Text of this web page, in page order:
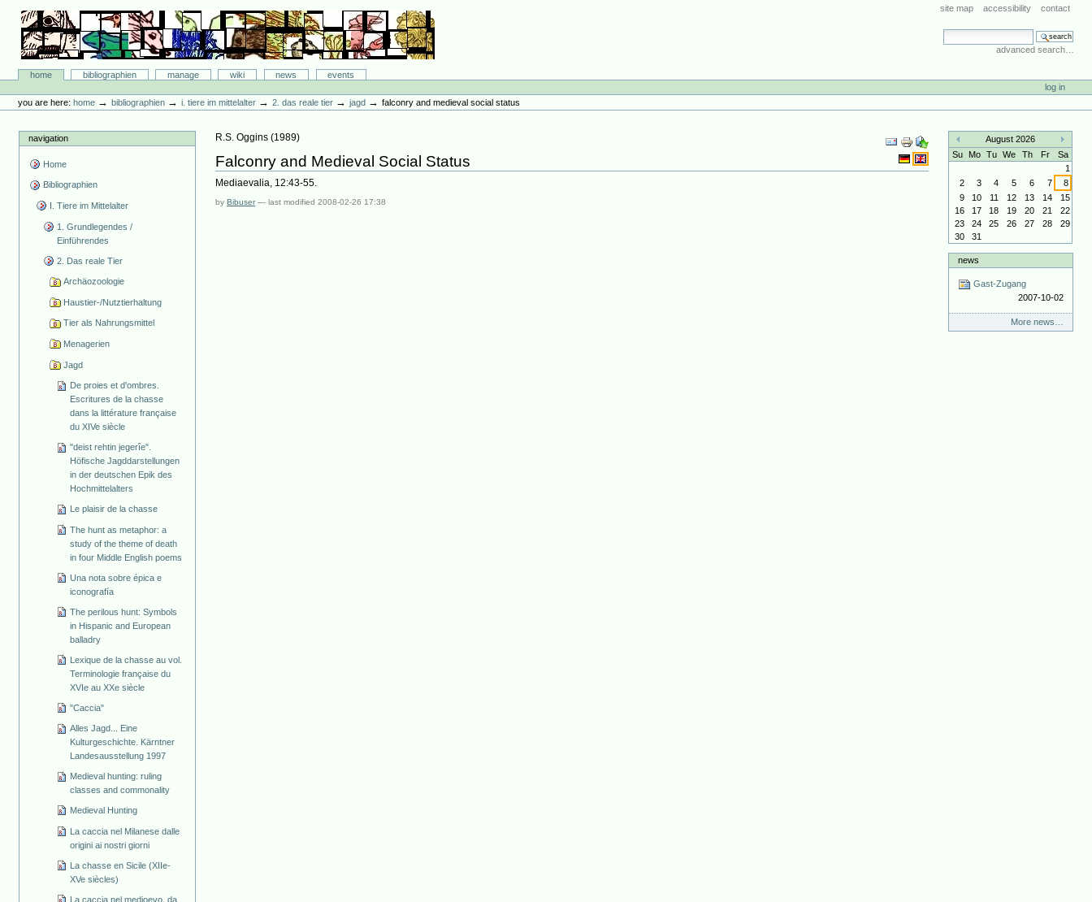
content.
navigation
site map accessibility contact
search site
advanced search…
Bibliographie-Portal
Sectionshome bibliographien manage wiki news
events
tools
log in
you are here: home →bibliographien →i. tiere im mittelalter →2. das reale tier →jagd →falconry and medieval social status
navigation
Home
Bibliographien
I. Tiere im Mittelalter
1. Grundlegendes /
Einführendes
2. Das reale Tier
Archäozoologie
Haustier-/Nutztierhaltung
Tier als Nahrungsmittel
Menagerien
Jagd
De proies et d'ombres.
Escritures de la chasse
dans la littérature française
du XIVe siècle
"deist rehtin jegerîe".
Höfische Jagddarstellungen
in der deutschen Epik des
Hochmittelalters
Le plaisir de la chasse
The hunt as metaphor: a
study of the theme of death
in four Middle English poems
Una nota sobre épica e
iconografía
The perilous hunt: Symbols
in Hispanic and European
balladry
Lexique de la chasse au vol.
Terminologie française du
XVIe au XXe siècle
"Caccia"
Alles Jagd... Eine
Kulturgeschichte. Kärntner
Landesausstellung 1997
Medieval hunting: ruling
classes and commonality
Medieval Hunting
La caccia nel Milanese dalle
origini ai nostri giorni
La chasse en Sicile (XIIe-
XVe siècles)
La caccia nel medioevo, da
Document
Actions
R.S. Oggins (1989)
Falconry and Medieval Social Status
Mediaevalia, 12:43-55.
byBibuser —last modified2008-02-26 17:38
«
August 2026
»
Su Mo Tu We Th Fr
Sa
1
2
3 4 5 6 7
8
9
10 11 12 13 14
15
16
17 18 19 20 21
22
23
24 25 26 27 28
29
30
31
news
Gast-Zugang
2007-10-02
More news…